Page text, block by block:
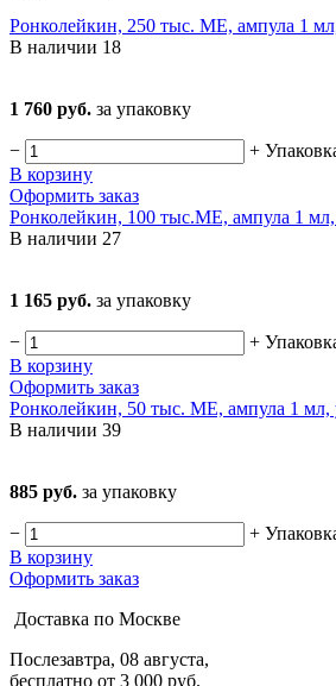
Ронколейкин, 250 тыс. МЕ, ампула 1
В наличии 18
1 760 руб. за упаковку
− +
В корзину
Оформить заказ
Ронколейкин, 100 тыс.МЕ, ампула 1
В наличии 27
1 165 руб. за упаковку
− +
В корзину
Оформить заказ
Ронколейкин, 50 тыс. МЕ, ампула 1 мл,
В наличии 39
885 руб. за упаковку
− +
В корзину
Оформить заказ
Доставка по Москве
Послезавтра, 08 августа,
бесплатно от 3 000 руб.